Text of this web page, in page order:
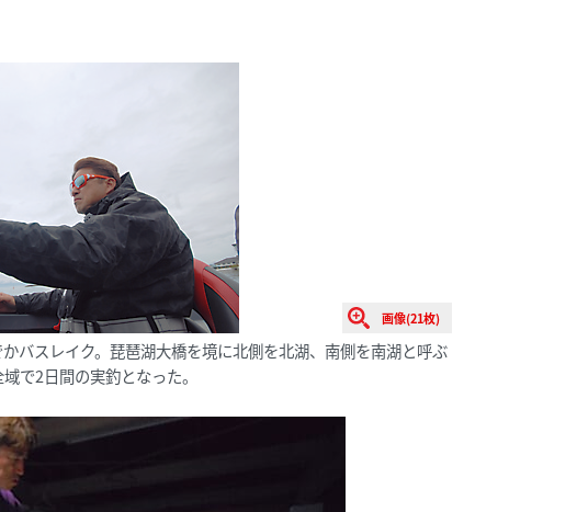
画像(21枚)
バスレイク。琵琶湖大橋を境に北側を北湖、南側を南湖と呼ぶ
で2日間の実釣となった。